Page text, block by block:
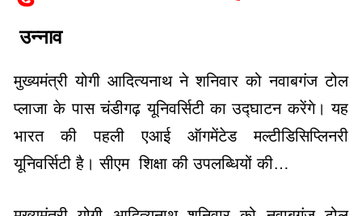
उन्नाव
मुख्यमंत्री योगी आदित्यनाथ ने शनिवार को नवाबगंज टोल
प्लाजा के पास चंडीगढ़ यूनिवर्सिटी का उद्घाटन करेंगे। यह
भारत की पहली एआई ऑगमेंटेड मल्टीडिसिप्लिनरी
यूनिवर्सिटी है। सीएम शिक्षा की उपलब्धियों की…